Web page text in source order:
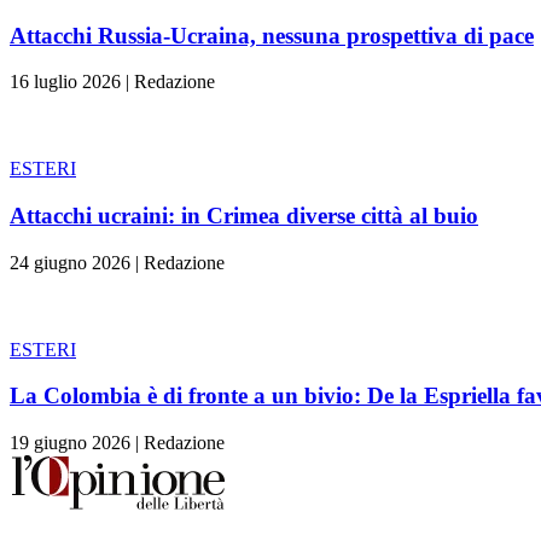
Attacchi Russia-Ucraina, nessuna prospettiva di pace
16 luglio 2026 | Redazione
ESTERI
Attacchi ucraini: in Crimea diverse città al buio
24 giugno 2026 | Redazione
ESTERI
La Colombia è di fronte a un bivio: De la Espriella
19 giugno 2026 | Redazione